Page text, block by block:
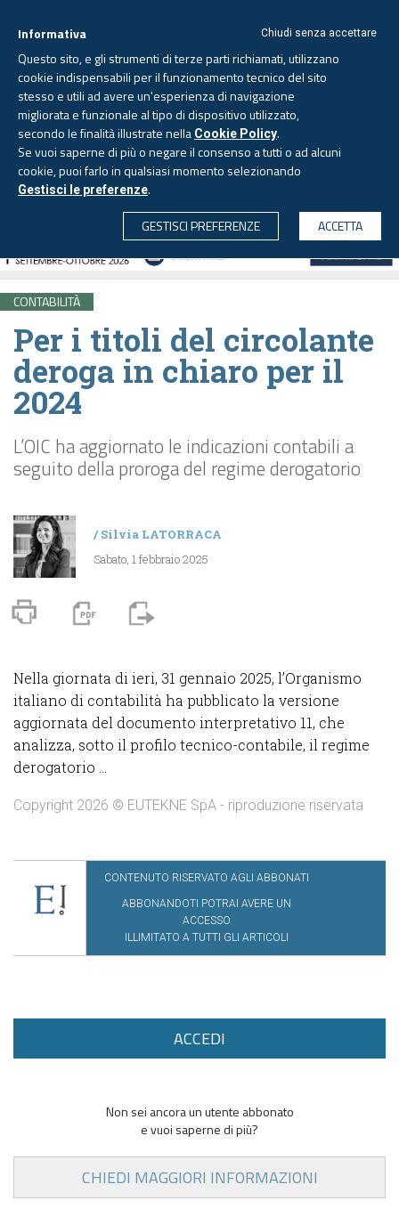
CERCA
Venerdì, 7 agosto 2026 - Aggiornato alle 6.00
CONTABILITÀ
Per i titoli del circolante
deroga in chiaro per il
2024
L’OIC ha aggiornato le indicazioni contabili a
seguito della proroga del regime derogatorio
/Silvia LATORRACA
Sabato, 1 febbraio 2025
Nella giornata di ieri, 31 gennaio 2025, l’Organismo
italiano di contabilità ha pubblicato la versione
aggiornata del documento interpretativo 11, che
analizza, sotto il profilo tecnico-contabile, il regime
derogatorio ...
Copyright 2026 © EUTEKNE SpA - riproduzione riservata
CONTENUTO RISERVATO AGLI ABBONATI
ABBONANDOTI POTRAI AVERE UN
ACCESSO
ILLIMITATO A TUTTI GLI ARTICOLI
ACCEDI
Non sei ancora un utente abbonato
e vuoi saperne di più?
CHIEDI MAGGIORI INFORMAZIONI
Chiudi senza accettare
Informativa
Questo sito, e gli strumenti di terze parti richiamati, utilizzano
cookie indispensabili per il funzionamento tecnico del sito
stesso e utili ad avere un'esperienza di navigazione
migliorata e funzionale al tipo di dispositivo utilizzato,
secondo le finalità illustrate nella Cookie Policy.
Se vuoi saperne di più o negare il consenso a tutti o ad alcuni
cookie, puoi farlo in qualsiasi momento selezionando
Gestisci le preferenze.
GESTISCI PREFERENZE
ACCETTA